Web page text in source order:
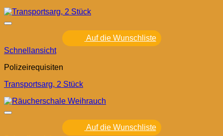
Auf die Wunschliste
Schnellansicht
Polizeirequisiten
Transportsarg, 2 Stück
Auf die Wunschliste